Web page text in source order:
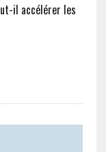
il accélérer les